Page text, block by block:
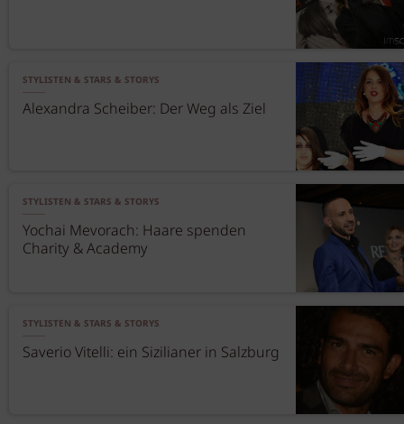
STYLISTEN & STARS & STORYS
Alexandra Scheiber: Der Weg als Ziel
STYLISTEN & STARS & STORYS
Yochai Mevorach: Haare spenden
Charity & Academy
STYLISTEN & STARS & STORYS
Saverio Vitelli: ein Sizilianer in Salzburg